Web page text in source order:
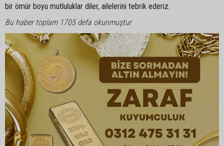
bir ömür boyu mutluluklar diler, ailelerini tebrik ederiz.
Bu haber toplam 1705 defa okunmuştur